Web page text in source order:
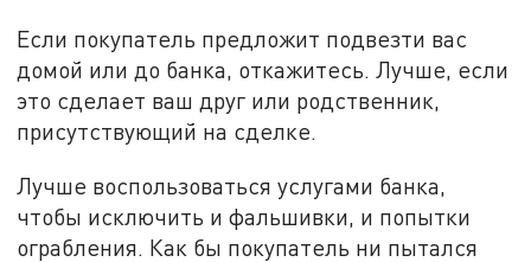
Если покупатель предложит подвезти вас
домой или до банка, откажитесь. Лучше, если
это сделает ваш друг или родственник,
присутствующий на сделке.
Лучше воспользоваться услугами банка,
чтобы исключить и фальшивки, и попытки
ограбления. Как бы покупатель ни пытался